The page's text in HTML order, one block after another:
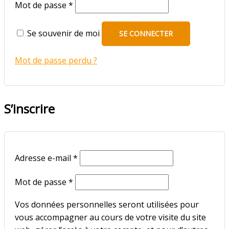
Mot de passe *
Se souvenir de moi SE CONNECTER
Mot de passe perdu ?
S’inscrire
Adresse e-mail *
Mot de passe *
Vos données personnelles seront utilisées pour
vous accompagner au cours de votre visite du site